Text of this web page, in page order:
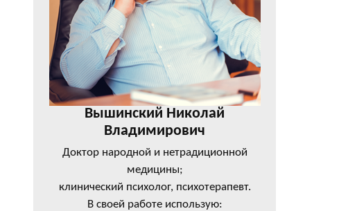
Вышинский Николай
Владимирович
Доктор народной и нетрадиционной
медицины;
клинический психолог, психотерапевт.
В своей работе использую: